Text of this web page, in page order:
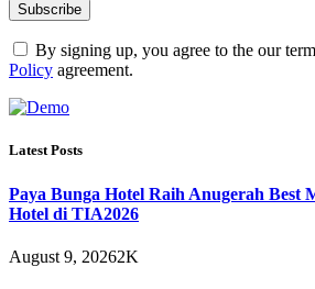
By signing up, you agree to the our
Policy agreement.
Latest Posts
Paya Bunga Hotel Raih Anugerah Best
Hotel di TIA2026
August 9, 20262K